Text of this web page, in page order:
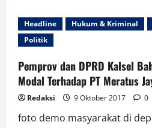
:
YLK
Pasar-
Pasar
Pantau
Produk
Untuk
Konsumen
Headline Hukum & Kriminal
Politik
Pemprov dan DPRD Kalsel
Modal Terhadap PT Meratus
Redaksi 9 Oktober 2017 0
foto demo masyarakat di